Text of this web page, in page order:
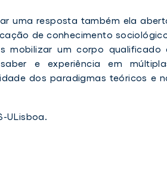
uma resposta também ela
de conhecimento
mobilizar um corpo qualificado
e experiência em
dos paradigmas teóricos e
ULisboa.